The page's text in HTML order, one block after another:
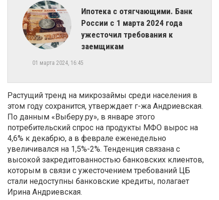
Ипотека с отягчающими. ​Банк
России с 1 марта 2024 года
ужесточил требования к
заемщикам
01 марта 2024, 16:45
Растущий тренд на микрозаймы среди населения в
этом году сохранится, утверждает г-жа Андриевская.
По данным «Выберу.ру», в январе этого
потребительский спрос на продукты МФО вырос на
4,6% к декабрю, а в феврале еженедельно
увеличивался на 1,5%-2%. Тенденция связана с
высокой закредитованностью банковских клиентов,
которым в связи с ужесточением требований ЦБ
стали недоступны банковские кредиты, полагает
Ирина Андриевская.